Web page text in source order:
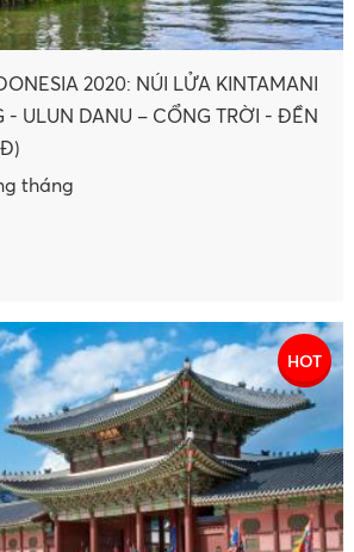
2020(Mới) SEOUL – ARA
NAMI EVERLAND – HOÀNG
1970
HOT